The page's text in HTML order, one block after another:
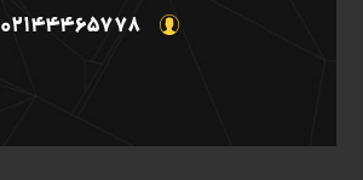
02144465778